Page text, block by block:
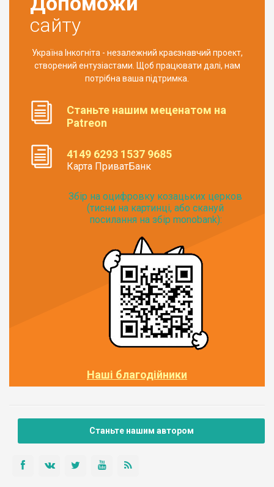
сайту
Україна Інкогніта - незалежний краєзнавчий проект,
створений ентузіастами. Щоб працювати далі, нам
потрібна ваша підтримка.
Станьте нашим меценатом на
Patreon
4149 6293 1537 9685
Карта ПриватБанк
Збір на оцифровку козацьких церков
(тисни на картинці, або скануй
посилання на збір monobank):
Наші благодійники
Станьте нашим автором